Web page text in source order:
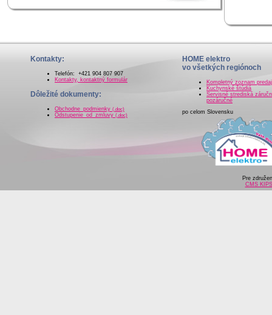
Kontakty:
Telefón: +421 904 807 907
Kontakty, kontaktný formulár
Dôležité dokumenty:
Obchodne_podmienky (.doc)
Odstupenie_od_zmluvy (.doc)
HOME elektro
vo všetkých regiónoch
Kompletný zoznam
Kuchynské štúdiá
Servisné strediská
pozáručné
po celom Slovensku
Pre
CMS